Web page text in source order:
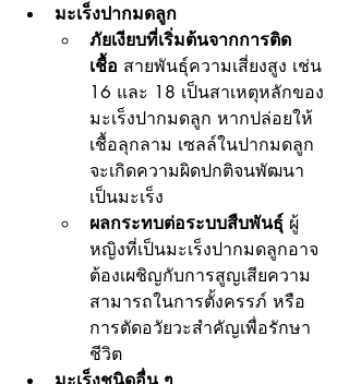
มะเร็งปากมดลูก
ภัยเงียบที่เริ่มต้นจากการติด
เชื้อ สายพันธุ์ความเสี่ยงสูง เช่น
16 และ 18 เป็นสาเหตุหลักของ
มะเร็งปากมดลูก หากปล่อยให้
เชื้อลุกลาม เซลล์ในปากมดลูก
จะเกิดความผิดปกติจนพัฒนา
เป็นมะเร็ง
ผลกระทบต่อระบบสืบพันธุ์ ผู้
หญิงที่เป็นมะเร็งปากมดลูกอาจ
ต้องเผชิญกับการสูญเสียความ
สามารถในการตั้งครรภ์ หรือ
การตัดอวัยวะสำคัญเพื่อรักษา
ชีวิต